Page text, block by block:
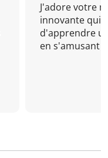
J'adore votre
innovante qui
d'apprendre
en s'amusant !